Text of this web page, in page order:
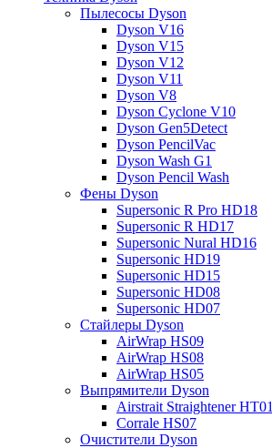
Пылесосы Dyson
Dyson V16
Dyson V15
Dyson V12
Dyson V11
Dyson V8
Dyson Cyclone V10
Dyson Gen5Detect
Dyson PencilVac
Dyson Wash G1
Dyson Pencil Wash
Фены Dyson
Supersonic R Pro HD18
Supersonic R HD17
Supersonic Nural HD16
Supersonic HD19
Supersonic HD15
Supersonic HD08
Supersonic HD07
Стайлеры Dyson
AirWrap HS09
AirWrap HS08
AirWrap HS05
Выпрямители Dyson
Airstrait Straightener HT01
Corrale HS07
Очистители Dyson